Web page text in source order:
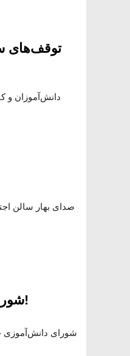
توقف‌های
دانش‌آموزان و
صدای بهار سالن
شورای دانش‌آموزی جفرسون تأثیر مثبتی می‌گذارد!
شورای دانش‌آموزی